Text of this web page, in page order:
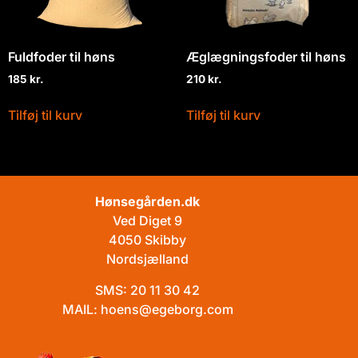
Fuldfoder til høns
185 kr.
Tilføj til kurv
Æglægningsfoder til høns
210kr.
Tilføj til kurv
Hønsegården.dk
Ved Diget 9
4050 Skibby
Nordsjælland
SMS: 20 11 30 42
MAIL: hoens@egeborg.com